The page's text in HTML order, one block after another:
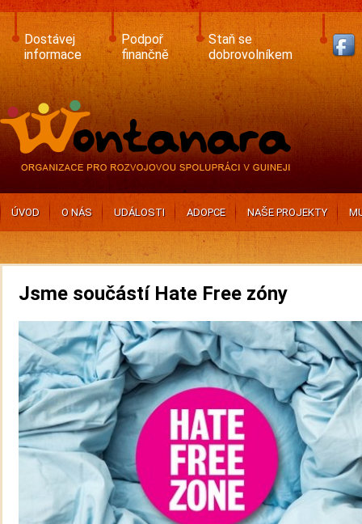
Skip
main
content
Dostávej
informace
Podpoř
finančně
Staň se
dobrovolníkem
ÚVOD O NÁS UDÁLOSTI ADOPCE NAŠE PROJEKTY
Jsme součástí Hate Free zóny